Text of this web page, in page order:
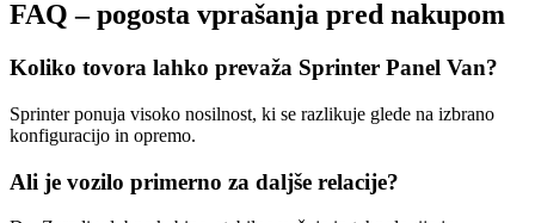
FAQ – pogosta vprašanja pred nakupom
Koliko tovora lahko prevaža Sprinter Panel Van?
Sprinter ponuja visoko nosilnost, ki se razlikuje glede na izbrano
konfiguracijo in opremo.
Ali je vozilo primerno za daljše relacije?